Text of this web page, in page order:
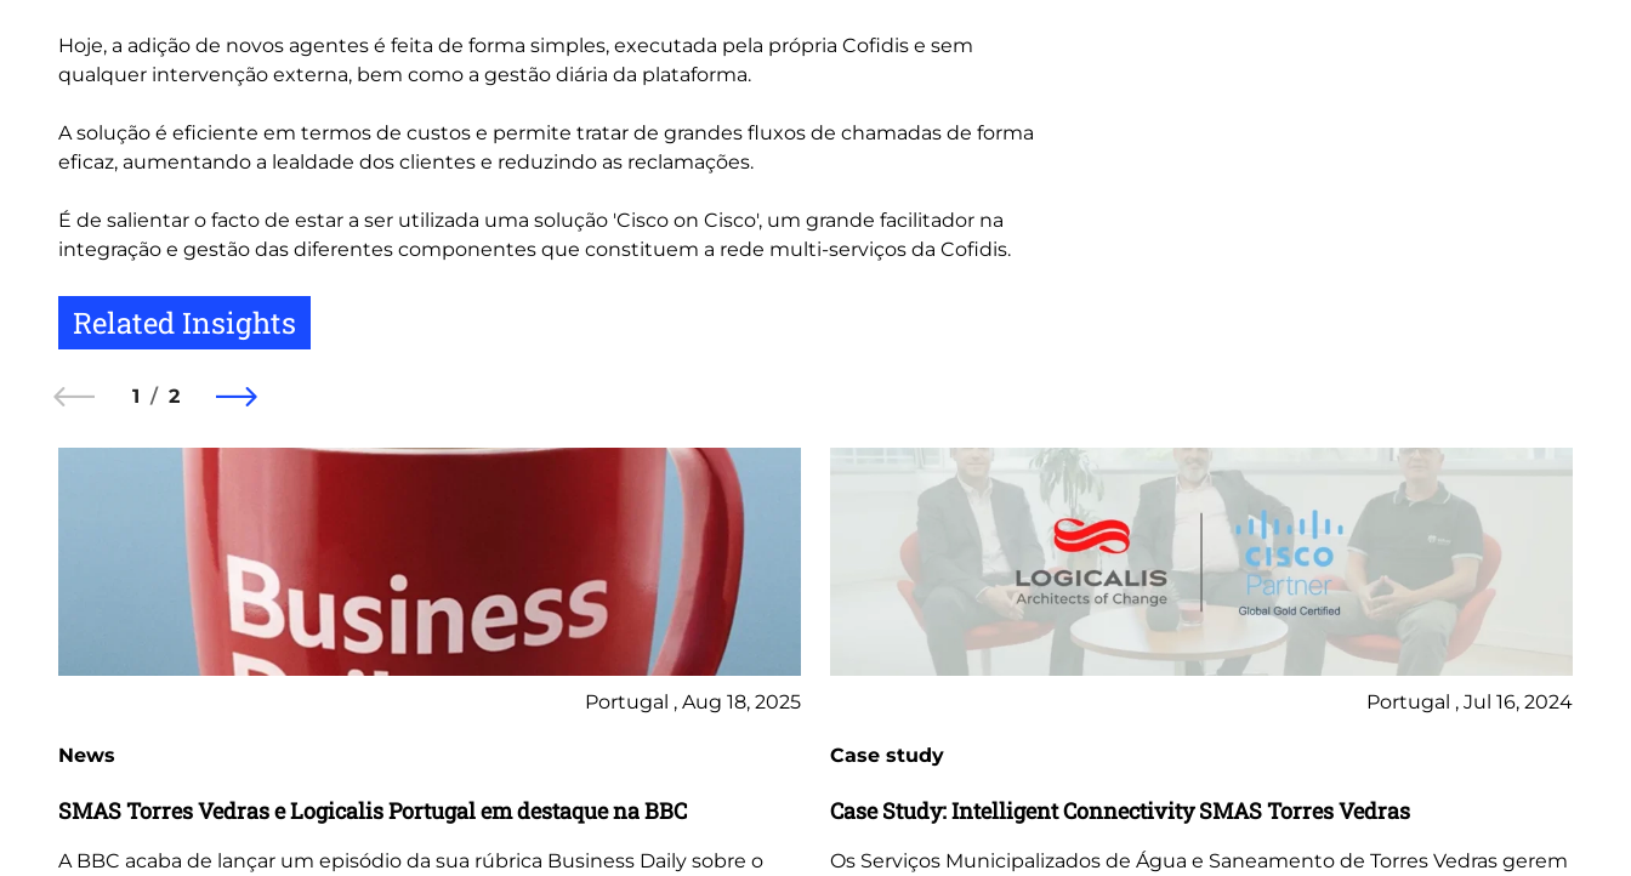
Hoje, a adição de novos agentes é feita de forma simples, executada pela própria Cofidis e sem
qualquer intervenção externa, bem como a gestão diária da plataforma.
A solução é eficiente em termos de custos e permite tratar de grandes fluxos de chamadas de forma
eficaz, aumentando a lealdade dos clientes e reduzindo as reclamações.
É de salientar o facto de estar a ser utilizada uma solução 'Cisco on Cisco', um grande facilitador na
integração e gestão das diferentes componentes que constituem a rede multi-serviços da Cofidis.
Related Insights
1 2
Portugal , Aug 18, 2025
News
SMAS Torres Vedras e Logicalis Portugal em destaque na BBC
A BBC acaba de lançar um episódio da sua rúbrica Business Daily sobre o
Portugal , Jul 16, 2024
Case study
Case Study: Intelligent Connectivity SMAS Torres Vedras
Os Serviços Municipalizados de Água e Saneamento de Torres Vedras gerem